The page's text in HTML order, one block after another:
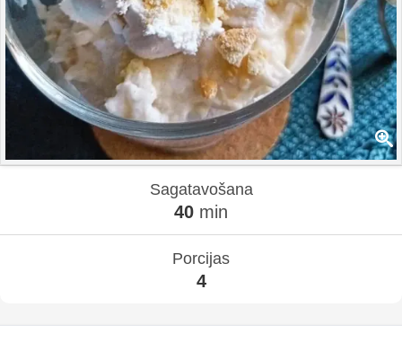
Sagatavošana
40 min
Porcijas
4